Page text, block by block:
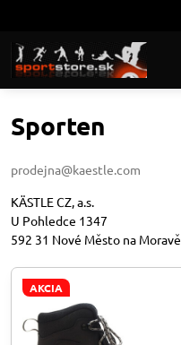
Sporten
prodejna@kaestle.com
KÄSTLE CZ, a.s.
U Pohledce 1347
592 31 Nové Město na Moravě
AKCIA